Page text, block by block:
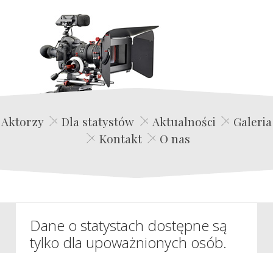
Edwin Film Agencja Aktorska
Aktorzy Dla statystów Aktualności
Galeria
Kontakt
O nas
Dane o statystach dostępne są
tylko dla upoważnionych osób.